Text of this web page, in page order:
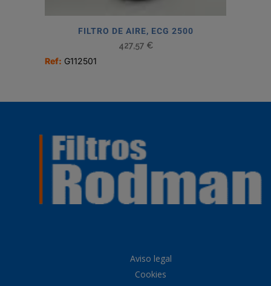
FILTRO DE AIRE, ECG 2500
427,57 €
Ref: G112501
Aviso legal
Cookies